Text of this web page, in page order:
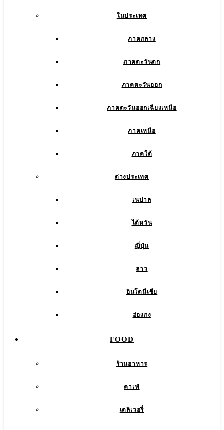
ในประเทศ
ภาคกลาง
ภาคตะวันตก
ภาคตะวันออก
ภาคตะวันออกเฉียงเหนือ
ภาคเหนือ
ภาคใต้
ต่างประเทศ
เนปาล
ไต้หวัน
ญี่ปุ่น
ลาว
อินโดนีเซีย
ฮ่องกง
FOOD
ร้านอาหาร
คาเฟ่
เดลิเวอรี่